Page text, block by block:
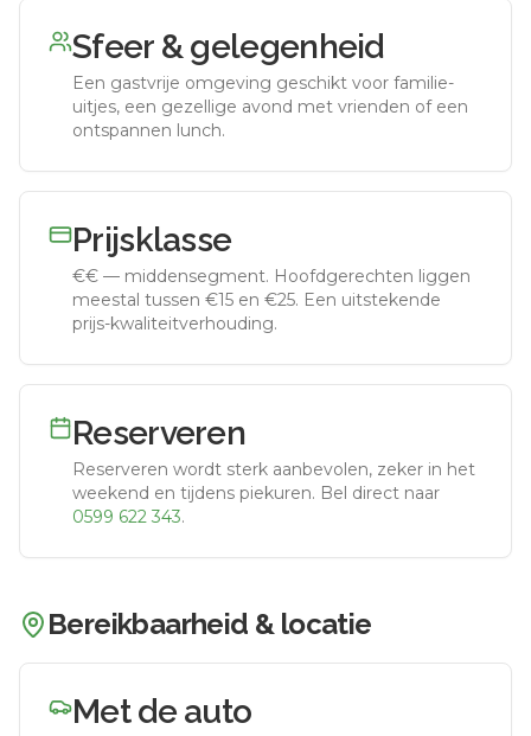
Sfeer & gelegenheid
Een gastvrije omgeving geschikt voor familie-
uitjes, een gezellige avond met vrienden of een
ontspannen lunch.
Prijsklasse
€€ — middensegment. Hoofdgerechten liggen
meestal tussen €15 en €25. Een uitstekende
prijs-kwaliteitverhouding.
Reserveren
Reserveren wordt sterk aanbevolen, zeker in het
weekend en tijdens piekuren. Bel direct naar
0599 622 343.
Bereikbaarheid & locatie
Met de auto